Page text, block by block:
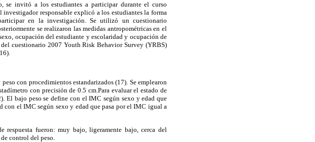
se invitó a los estudiantes a participar durante el curso
responsable explicó a los estudiantes la forma
en la investigación. Se utilizó un cuestionario
se realizaron las medidas antropométricas en el
ocupación del estudiante y escolaridad y ocupación de
cuestionario 2007 Youth Risk Behavior Survey (YRBS)
con procedimientos estandarizados (17). Se emplearon
con precisión de 0.5 cm.Para evaluar el estado de
bajo peso se define con el IMC según sexo y edad que
con el IMC según sexo y edad que pasa por el IMC igual a
respuesta fueron: muy bajo, ligeramente bajo, cerca del
control del peso.